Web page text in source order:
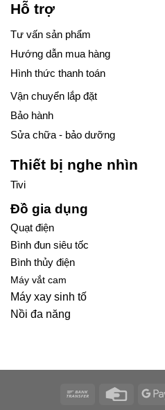
Hỗ trợ
Tư vấn sản phẩm
Hướng dẫn mua hàng
Hình thức thanh toán
Vận chuyển lắp đặt
Bảo hành
Sửa chữa - bảo dưỡng
Thiết bị nghe nhìn
Tivi
Đồ gia dụng
Quạt điện
Bình đun siêu tốc
Bình thủy điện
Máy vắt cam
Máy xay sinh tố
Nồi đa năng